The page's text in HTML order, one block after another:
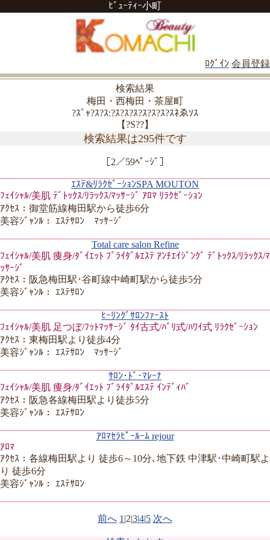
ﾋﾞｭｰﾃｨｰ小町
ﾛｸﾞｲﾝ 会員登録
検索結果
梅田・西梅田・茶屋町
?ｽﾞｬ?ｽ?ｽ:?ｽ?ｽ?ｽ?ｽ?ｽ?ｽ?ｽﾈゑｿｽ
【?S??】
検索結果は295件です
［2／59ﾍﾟｰｼﾞ］
ｴｽﾃ&ﾘﾗｸｾﾞｰｼｮﾝSPA MOUTON
ﾌｪｲｼｬﾙ/美肌 ﾃﾞﾄｯｸｽ/ﾘﾗｯｸｽ/ﾏｯｻｰｼﾞ ｱﾛﾏ ﾘﾗｸｾﾞｰｼｮﾝ
ｱｸｾｽ：御堂筋線梅田駅から徒歩6分
美容ｼﾞｬﾝﾙ： ｴｽﾃｻﾛﾝ ﾏｯｻｰｼﾞ
Total care salon Refine
ﾌｪｲｼｬﾙ/美肌 痩身/ﾀﾞｲｴｯﾄ ﾌﾞﾗｲﾀﾞﾙｴｽﾃ ｱﾝﾁｴｲｼﾞﾝｸﾞ ﾃﾞﾄｯｸｽ/ﾘﾗｯｸｽ/ﾏ
ｯｻｰｼﾞ
ｱｸｾｽ：阪急梅田駅･谷町線中崎町駅から徒歩5分
美容ｼﾞｬﾝﾙ： ｴｽﾃｻﾛﾝ
ﾋｰﾘﾝｸﾞｻﾛﾝﾌｧｰｽﾄ
ﾌｪｲｼｬﾙ/美肌 足つぼ/ﾌｯﾄﾏｯｻｰｼﾞ ﾀｲ古式/ﾊﾞﾘ式/ﾊﾜｲ式 ﾘﾗｸｾﾞｰｼｮﾝ
ｱｸｾｽ：東梅田駅より徒歩4分
美容ｼﾞｬﾝﾙ： ｴｽﾃｻﾛﾝ ﾏｯｻｰｼﾞ
ｻﾛﾝ･ﾄﾞ･ﾏﾚｰﾅ
ﾌｪｲｼｬﾙ/美肌 痩身/ﾀﾞｲｴｯﾄ ﾌﾞﾗｲﾀﾞﾙｴｽﾃ ｲﾝﾃﾞｨﾊﾞ
ｱｸｾｽ：阪急各線梅田駅より徒歩5分
美容ｼﾞｬﾝﾙ： ｴｽﾃｻﾛﾝ
ｱﾛﾏｾﾗﾋﾟｰﾙｰﾑ rejour
ｱﾛﾏ
ｱｸｾｽ：各線梅田駅より 徒歩6～10分､地下鉄 中津駅･中崎町駅よ
り 徒歩6分
美容ｼﾞｬﾝﾙ： ｴｽﾃｻﾛﾝ
前へ 1 |2|3|4|5 次へ